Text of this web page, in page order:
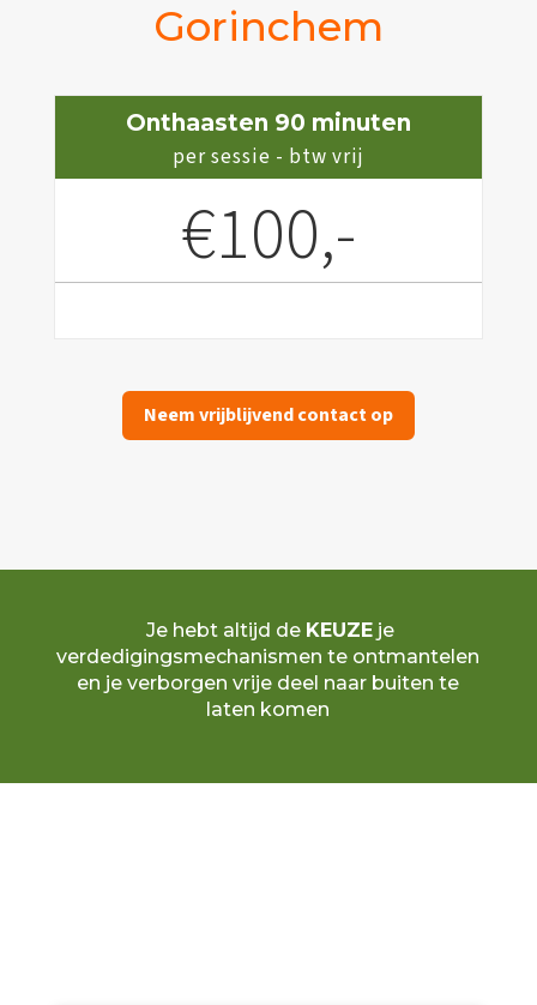
Gorinchem
Onthaasten 90 minuten
per sessie - btw vrij
€100,-
Neem vrijblijvend contact op
Je hebt altijd de KEUZE je
verdedigingsmechanismen te ontmantelen
en je verborgen vrije deel naar buiten te
laten komen